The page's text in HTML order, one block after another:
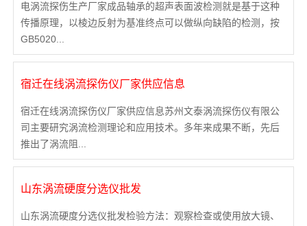
电涡流探伤生产厂家成品轴承的超声表面波检测就是基于这种
传播原理，以棱边反射为基准终点可以做纵向缺陷的检测，按
GB5020...
宿迁在线涡流探伤仪厂家供应信息
宿迁在线涡流探伤仪厂家供应信息苏州文泰涡流探伤仪有限公
司主要研究涡流检测理论和应用技术。多年来成果不断，先后
推出了涡流阻...
山东涡流硬度分选仪批发
山东涡流硬度分选仪批发检验方法：观察检查或使用放大镜、